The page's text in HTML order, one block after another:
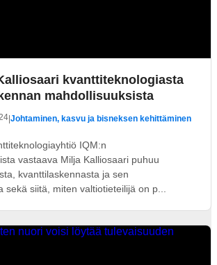
kvanttiteknologiasta
mahdollisuuksista
|Johtaminen, kasvu ja bisneksen kehittäminen
IQM:n
vastaava Milja Kalliosaari puhuu
kvanttilaskennasta ja sen
sekä siitä, miten valtiotieteilijä on p...